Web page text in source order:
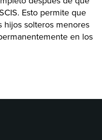
Esto permite que
hijos solteros menores
en los